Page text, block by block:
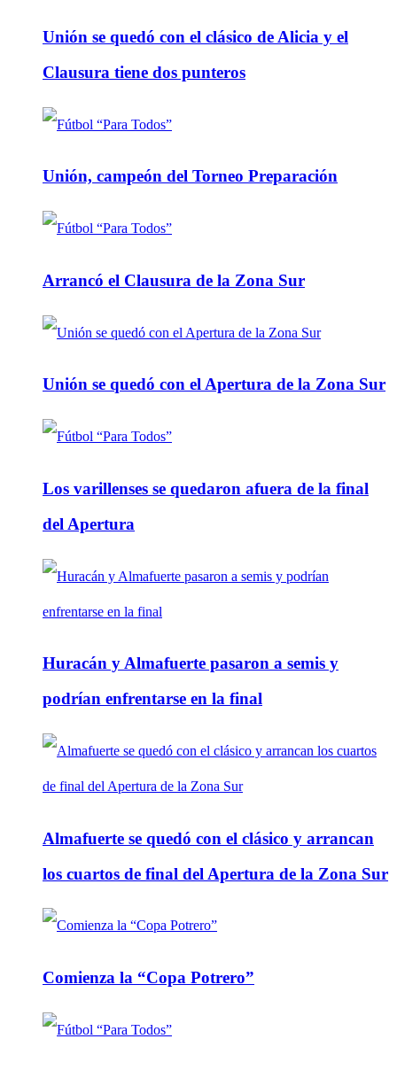
Unión se quedó con el clásico de Alicia y el
Clausura tiene dos punteros
Unión, campeón del Torneo Preparación
Arrancó el Clausura de la Zona Sur
Unión se quedó con el Apertura de la Zona Sur
Los varillenses se quedaron afuera de la final
del Apertura
Huracán y Almafuerte pasaron a semis y
podrían enfrentarse en la final
Almafuerte se quedó con el clásico y arrancan
los cuartos de final del Apertura de la Zona Sur
Comienza la “Copa Potrero”